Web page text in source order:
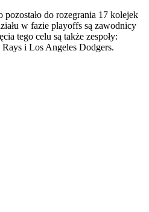
pozostało do rozegrania 17 kolejek
w fazie playoffs są zawodnicy
tego celu są także zespoły:
i Los Angeles Dodgers.